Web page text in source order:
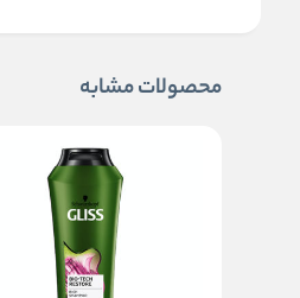
محصولات مشابه